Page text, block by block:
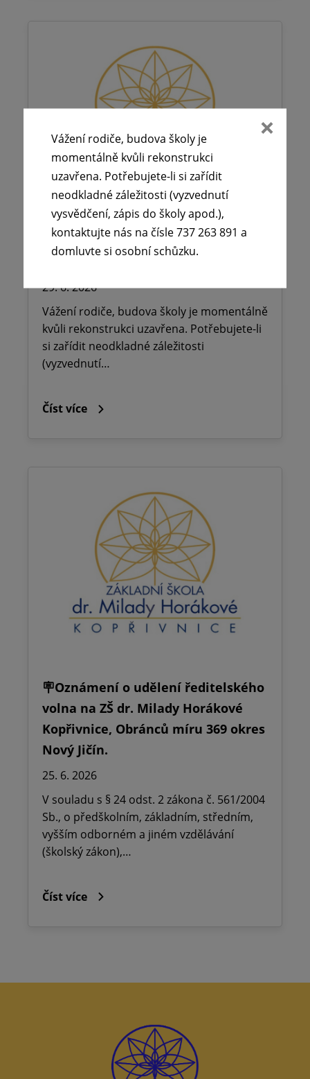
🕧 Úřední dny v době letních
29. 6. 2026
Vážení rodiče, budova školy je momentálně
kvůli rekonstrukci uzavřena. Potřebujete-li
si zařídit neodkladné záležitosti
(vyzvednutí…
Číst více
🪧Oznámení o udělení ředitelského
volna na ZŠ dr. Milady Horákové
Kopřivnice, Obránců míru 369 okres
Nový Jičín.
25. 6. 2026
V souladu s § 24 odst. 2 zákona č. 561/2004
Sb., o předškolním, základním, středním,
vyšším odborném a jiném vzdělávání
(školský zákon),…
Číst více
Vážení rodiče, budova školy je
momentálně kvůli rekonstrukci
uzavřena. Potřebujete-li si zařídit
neodkladné záležitosti (vyzvednutí
vysvědčení, zápis do školy apod.),
kontaktujte nás na čísle 737 263 891 a
domluvte si osobní schůzku.